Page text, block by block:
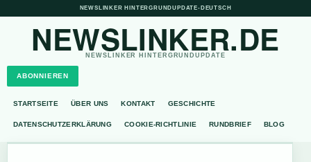
NEWSLINKER HINTERGRUNDUPDATE• DEUTSCH
NEWSLINKER.DE
NEWSLINKER HINTERGRUNDUPDATE
ABONNIEREN
STARTSEITE ÜBER UNS KONTAKT GESCHICHTE
DATENSCHUTZERKLÄRUNG COOKIE-RICHTLINIE RUNDBRIEF BLOG